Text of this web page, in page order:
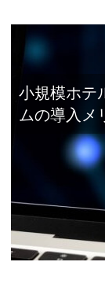
小規模ホテ
ムの導入メ